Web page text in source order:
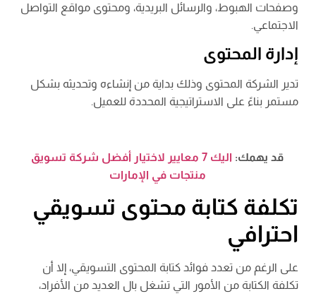
وصفحات الهبوط، والرسائل البريدية، ومحتوى مواقع التواصل
الاجتماعي.
إدارة المحتوى
تدير الشركة المحتوى وذلك بداية من إنشاءه وتحديثه بشكل
مستمر بناءً على الاستراتيجية المحددة للعميل.
قد يهمك:
اليك 7 معايير لاختيار أفضل شركة تسويق
منتجات في الإمارات
تكلفة كتابة محتوى تسويقي
احترافي
على الرغم من تعدد فوائد كتابة المحتوى التسويقي، إلا أن
تكلفة الكتابة من الأمور التي تشغل بال العديد من الأفراد،